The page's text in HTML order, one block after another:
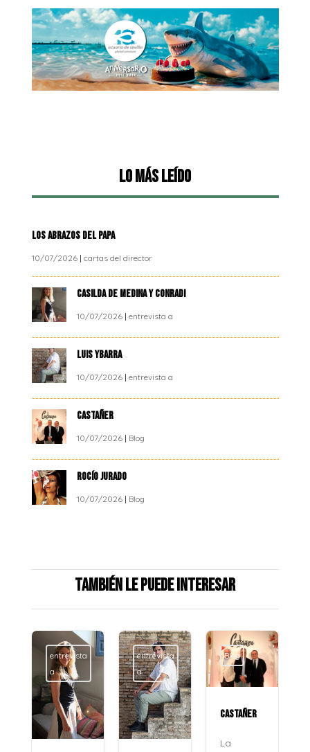
Lo más leído
LOS ABRAZOS DEL PAPA
10/07/2026| cartas del director
CASILDA DE MEDINA Y CONRADI
10/07/2026| entrevista a
LUIS YBARRA
10/07/2026| entrevista a
CASTAÑER
10/07/2026| Blog
ROCÍO JURADO
10/07/2026| Blog
También le puede interesar
entrevista
a
entrevista
a
Blog
CASTAÑER
La